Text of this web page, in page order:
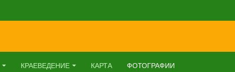
КРАЕВЕДЕНИЕ КАРТА ФОТОГРАФИИ